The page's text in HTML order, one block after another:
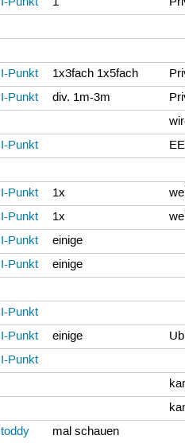
I-Punkt 1x3fach 1x5fach
I-Punkt div. 1m-3m
I-Punkt
I-Punkt 1x
I-Punkt 1x
I-Punkt
einige
I-Punkt
einige
I-Punkt
I-Punkt einige
I-Punkt
toddy mal schauen